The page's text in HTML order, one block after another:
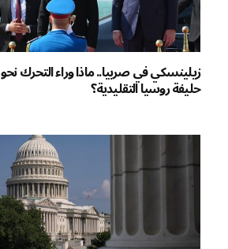
زيلينسكي في صربيا.. ماذا وراء التحرك نحو
حليفة روسيا التقليدية؟